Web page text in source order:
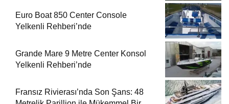
Euro Boat 850 Center Console
Yelkenli Rehberi’nde
Grande Mare 9 Metre Center Konsol
Yelkenli Rehberi’nde
Fransız Rivierası’nda Son Şans: 48